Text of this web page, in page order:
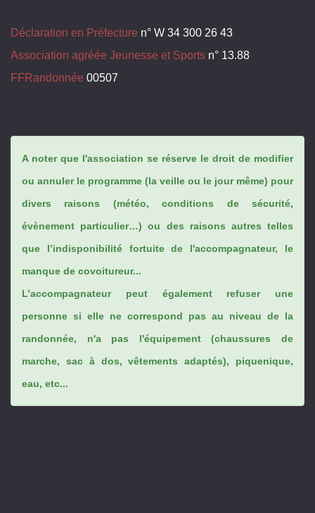
Déclaration en Préfecture n° W 34 300 26 43
Association agréée Jeunesse et Sports n° 13.88
FFRandonnée 00507
A noter que l'association se réserve le droit de modifier
ou annuler le programme (la veille ou le jour même) pour
divers raisons (météo, conditions de sécurité,
évènement particulier…) ou des raisons autres telles
que l’indisponibilité fortuite de l'accompagnateur, le
manque de covoitureur...
L’accompagnateur peut également refuser une
personne si elle ne correspond pas au niveau de la
randonnée, n'a pas l'équipement (chaussures de
marche, sac à dos, vêtements adaptés), piquenique,
eau, etc...